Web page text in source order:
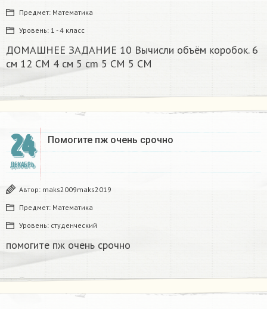
Предмет: Математика
Уровень: 1 - 4 класс
ДОМАШНЕЕ ЗАДАНИЕ 10 Вычисли объём коробок. 6
см 12 CM 4 см 5 cm 5 CM 5 CM​
24
ДЕКАБРЬ
Помогите пж очень срочно​
Автор: maks2009maks2019
Предмет: Математика
Уровень: студенческий
помогите пж очень срочно​